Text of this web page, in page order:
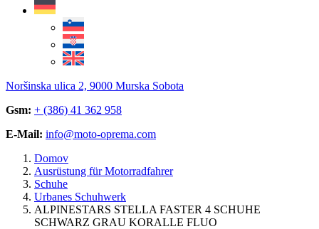
Noršinska ulica 2, 9000 Murska Sobota
Gsm: + (386) 41 362 958
E-Mail: info@moto-oprema.com
Domov
Ausrüstung für Motorradfahrer
Schuhe
Urbanes Schuhwerk
ALPINESTARS STELLA FASTER 4 SCHUHE
SCHWARZ GRAU KORALLE FLUO